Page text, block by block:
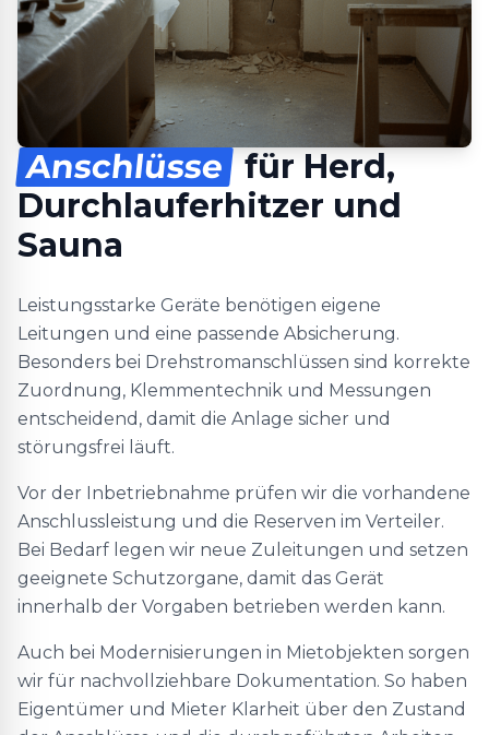
Anschlüsse für Herd,
Durchlauferhitzer und
Sauna
Leistungsstarke Geräte benötigen eigene
Leitungen und eine passende Absicherung.
Besonders bei Drehstromanschlüssen sind korrekte
Zuordnung, Klemmentechnik und Messungen
entscheidend, damit die Anlage sicher und
störungsfrei läuft.
Vor der Inbetriebnahme prüfen wir die vorhandene
Anschlussleistung und die Reserven im Verteiler.
Bei Bedarf legen wir neue Zuleitungen und setzen
geeignete Schutzorgane, damit das Gerät
innerhalb der Vorgaben betrieben werden kann.
Auch bei Modernisierungen in Mietobjekten sorgen
wir für nachvollziehbare Dokumentation. So haben
Eigentümer und Mieter Klarheit über den Zustand